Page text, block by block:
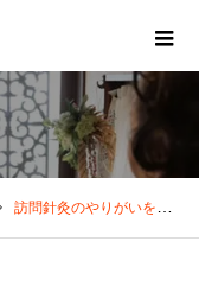
訪問針灸のやりがいを実感できる職場環境